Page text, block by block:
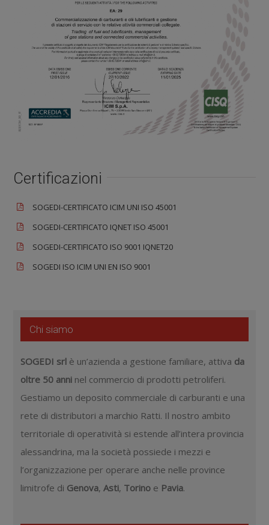
Certificazioni
SOGEDI-CERTIFICATO ICIM UNI ISO 45001
SOGEDI-CERTIFICATO IQNET ISO 45001
SOGEDI-CERTIFICATO ISO 9001 IQNET20
SOGEDI ISO ICIM UNI EN ISO 9001
Chi siamo
SOGEDI srl è un’azienda a gestione familiare, attiva da
oltre 50 anni nel commercio di prodotti petroliferi.
Gestiamo un deposito commerciale di carburanti e una
rete di distributori a marchio Ratti. Il nostro ambito
territoriale di operatività si estende all’intera provincia
alessandrina, ma la società possiede i mezzi e
l’organizzazione per operare anche nelle province
limitrofe di Genova,Asti, Torino e Pavia.